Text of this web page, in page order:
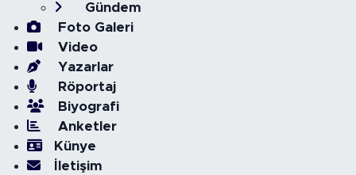
Gündem
Foto Galeri
Video
Yazarlar
Röportaj
Biyografi
Anketler
Künye
İletişim